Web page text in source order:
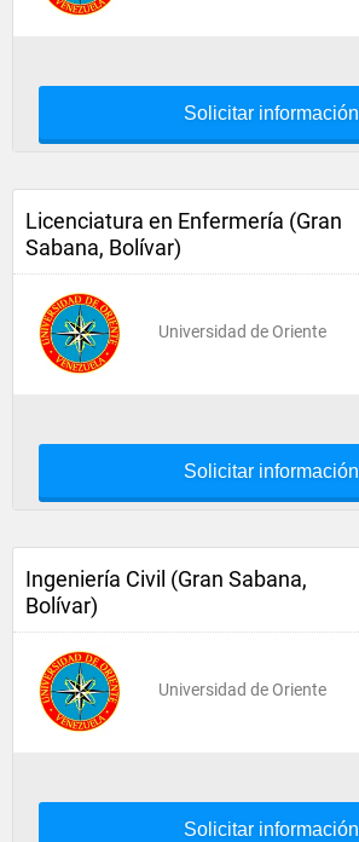
Solicitar información
Licenciatura en Enfermería (Gran
Sabana, Bolívar)
Universidad de Oriente
Solicitar información
Ingeniería Civil (Gran Sabana,
Bolívar)
Universidad de Oriente
Solicitar información